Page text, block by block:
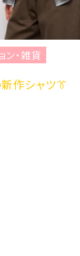
ン・雑貨
作シャツ👔